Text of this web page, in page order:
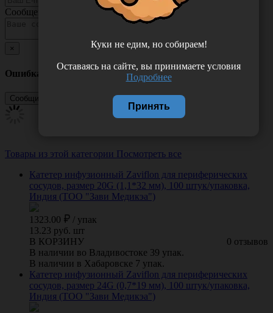
Сообщение
×
Ошибка
Товары из этой категории Посмотреть все
Катетер инфузионный Zaviflon для периферических
сосудов, размер 20G (1,1*32 мм), 100 штук/упаковка,
Индия (ТОО "Зави Медикэа")
1323.00 / упак
13.23 руб. шт
0 отзывов
В КОРЗИНУ
В наличии во Владивостоке 39 упак.
В наличии в Хабаровске 7 упак.
Катетер инфузионный Zaviflon для периферических
сосудов, размер 24G (0,7*19 мм), 100 штук/упаковка,
Индия (ТОО "Зави Медикэа")
Куки не едим, но собираем!
Оставаясь на сайте, вы принимаете условия
Подробнее
Принять